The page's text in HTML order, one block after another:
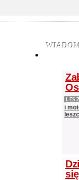
i